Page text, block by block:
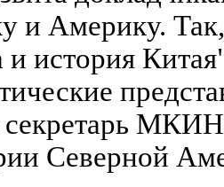
и Америку.
и история
секретарь
Северной